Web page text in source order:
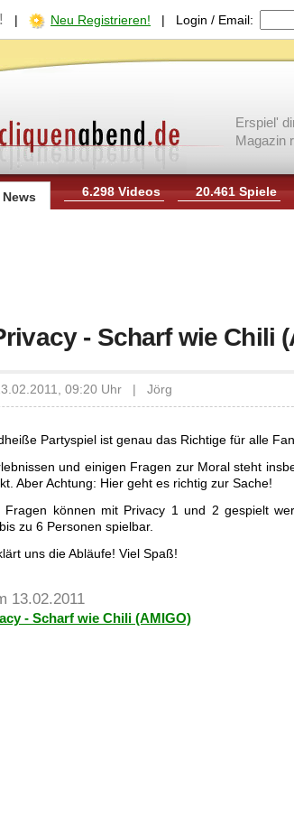
| Neu Registrieren! | Login / Email:
Erspiel'
Magazin
News 6.298 Videos 20.461 Spiele
- Scharf wie Chili
09:20 Uhr | Jörg
Partyspiel ist genau das Richtige für alle
und einigen Fragen zur Moral steht
Aber Achtung: Hier geht es richtig zur Sache!
können mit Privacy 1 und 2 gespielt
zu 6 Personen spielbar.
uns die Abläufe! Viel Spaß!
13.02.2011
- Scharf wie Chili (AMIGO)